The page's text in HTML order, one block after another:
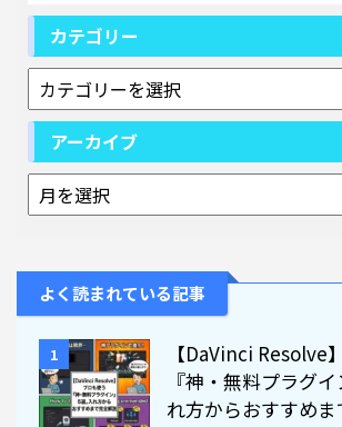
カテゴリー
アーカイブ
よく読まれている記事
1
【DaVinci Resolve
『神・無料プラグ
れ方からおすすめ